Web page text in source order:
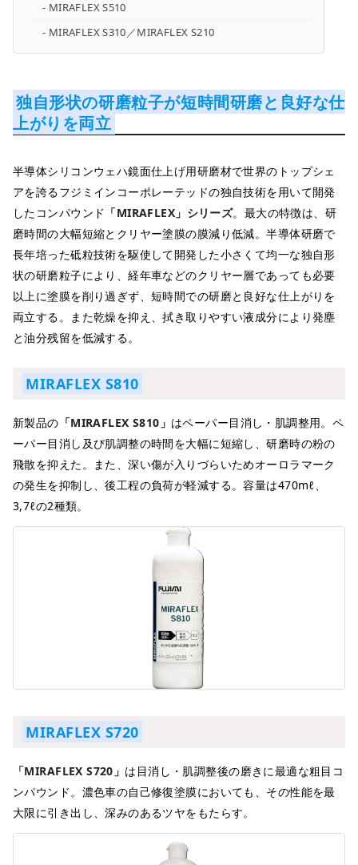
MIRAFLEX S510
MIRAFLEX S310／MIRAFLEX S210
独自形状の研磨粒子が短時間研磨と良好な仕
上がりを両立
半導体シリコンウェハ鏡面仕上げ用研磨材で世界のトップシェ
アを誇るフジミインコーポレーテッドの独自技術を用いて開発
したコンパウンド 「MIRAFLEX」シリーズ。最大の特徴は、研
磨時間の大幅短縮とクリヤー塗膜の膜減り低減。半導体研磨で
長年培った砥粒技術を駆使して開発した小さくて均一な独自形
状の研磨粒子により、経年車などのクリヤー層であっても必要
以上に塗膜を削り過ぎず、短時間での研磨と良好な仕上がりを
両立する。また乾燥を抑え、拭き取りやすい液成分により発塵
と油分残留を低減する。
MIRAFLEX S810
新製品の 「MIRAFLEX S810」 はペーパー目消し・肌調整用。ペ
ーパー目消し及び肌調整の時間を大幅に短縮し、研磨時の粉の
飛散を抑えた。また、深い傷が入りづらいためオーロラマーク
の発生を抑制し、後工程の負荷が軽減する。容量は470mℓ、
3,7ℓの2種類。
MIRAFLEX S720
「MIRAFLEX S720」 は目消し・肌調整後の磨きに最適な粗目コ
ンパウンド。濃色車の自己修復塗膜においても、その性能を最
大限に引き出し、深みのあるツヤをもたらす。